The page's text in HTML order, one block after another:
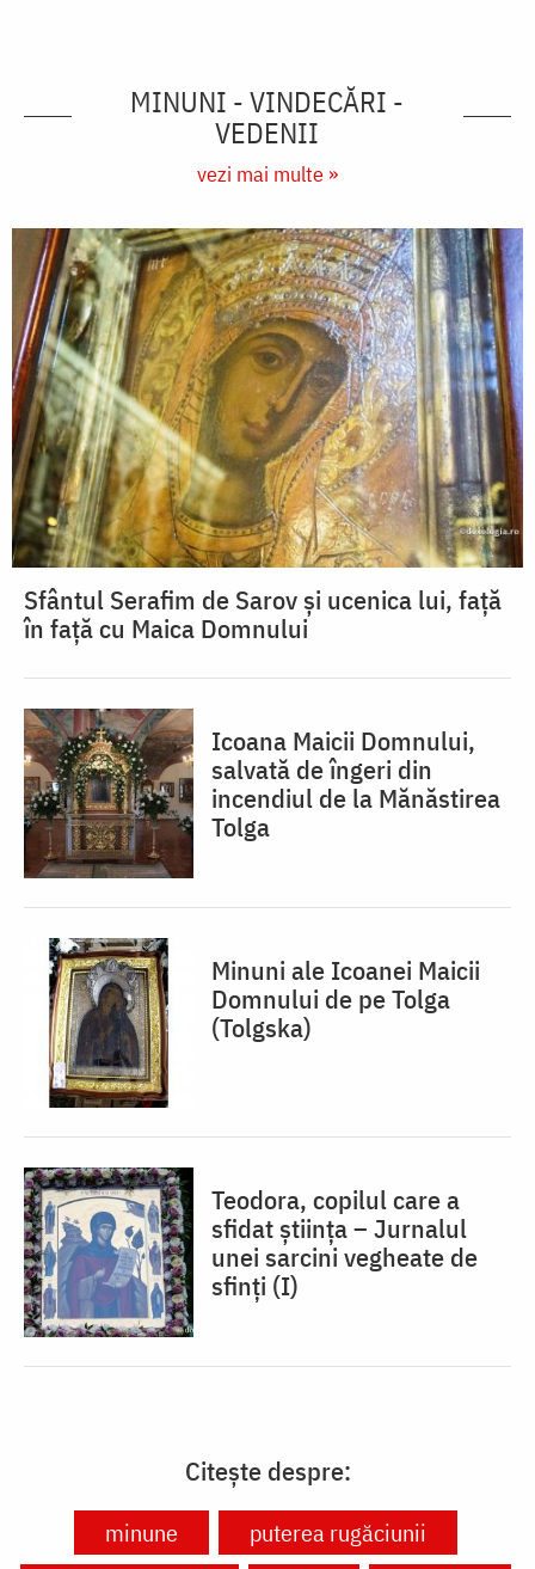
MINUNI - VINDECĂRI -
VEDENII
vezi mai multe »
Sfântul Serafim de Sarov și ucenica lui, față
în față cu Maica Domnului
Icoana Maicii Domnului,
salvată de îngeri din
incendiul de la Mănăstirea
Tolga
Minuni ale Icoanei Maicii
Domnului de pe Tolga
(Tolgska)
Teodora, copilul care a
sfidat știința – Jurnalul
unei sarcini vegheate de
sfinți (I)
Citește despre:
minune
puterea rugăciunii